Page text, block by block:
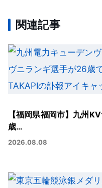
関連記事
【福岡県福岡市】九州
歳…
2026.08.08